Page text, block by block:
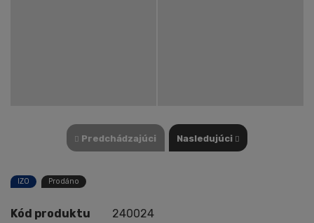
Predchádzajúci Nasledujúci
IZO Prodáno
Kód produktu 240024